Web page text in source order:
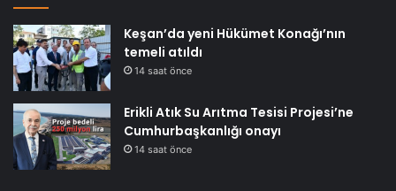
Keşan’da yeni Hükümet Konağı’nın
temeli atıldı
14 saat önce
Erikli Atık Su Arıtma Tesisi Projesi’ne
Cumhurbaşkanlığı onayı
14 saat önce